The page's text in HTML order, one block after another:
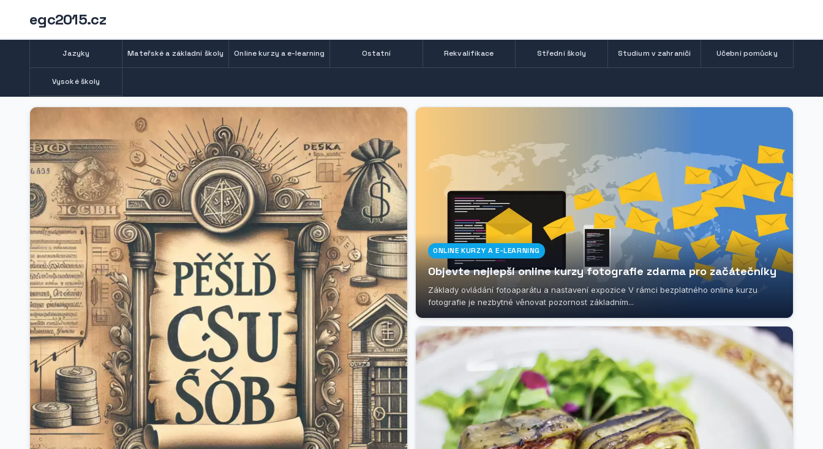
egc2015.cz
Jazyky Mateřské a základní školy Online kurzy a e-learning Ostatní Rekvalifikace Střední školy Studium v zahraničí Učební pomůcky
Vysoké školy
ONLINE KURZY A E-LEARNING
Objevte nejlepší online kurzy fotografie zdarma pro začátečníky
Základy ovládání fotoaparátu a nastavení expozice V rámci bezplatného online kurzu
fotografie je nezbytné věnovat pozornost základním...